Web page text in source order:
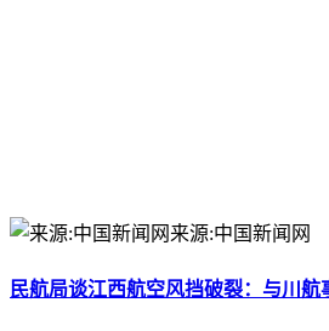
来源:中国新闻网
民航局谈江西航空风挡破裂：与川航